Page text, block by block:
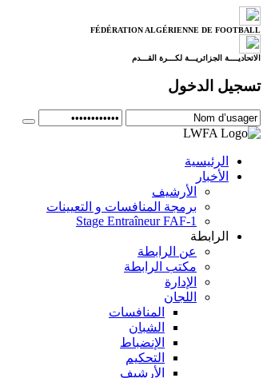
FÉDÉRATION ALGÉRIENNE DE FOOTBALL
الاتحاديــــة الجزائريـــة لكـــرة القـــدم
تسجيل الدخول
الرئيسية
الأخبار
الأرشيف
برمجة المنافسات و التعيينات
Stage Entraîneur FAF-1
الرابطة
عن الرابطة
مكتب الرابطة
الإدارة
اللجان
المنافسات
الشبان
الإنضباط
التحكيم
الأرشيف